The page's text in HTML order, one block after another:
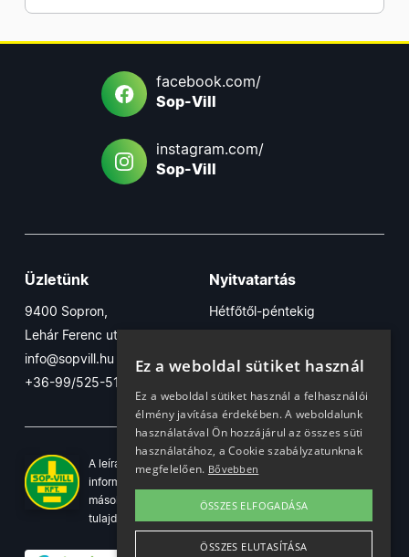
facebook.com/
Sop-Vill
instagram.com/
Sop-Vill
Üzletünk
9400 Sopron,
Lehár Ferenc utca 17/B
info@sopvill.hu
+36-99/525-515
Nyitvatartás
Hétfőtől-péntekig
7:30-16:30
Szombaton
A leírások, fotók, logók, és minden egyéb azon szereplő
információ cégünk szellemi tulajdonát képezik. Azok
másolása, üzleti célú felhasználása kizárólag a jog
tulajdonosának beleegyezésével történhet.
Ez a weboldal sütiket használ
Ez a weboldal sütiket használ a felhasználói
élmény javítása érdekében. A weboldalunk
használatával Ön hozzájárul az összes süti
használatához, a Cookie szabályzatunknak
megfelelően. Bővebben
ÖSSZES ELFOGADÁSA
ÖSSZES ELUTASÍTÁSA